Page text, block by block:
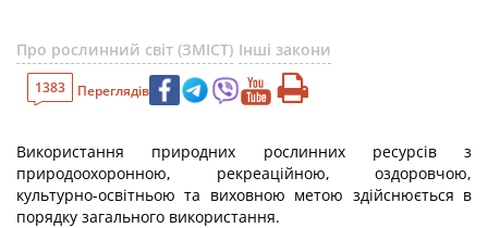
Про рослинний світ (ЗМІСТ) Інші закони
1383 Переглядів
Використання природних рослинних ресурсів з
природоохоронною, рекреаційною, оздоровчою,
культурно-освітньою та виховною метою здійснюється в
порядку загального використання.